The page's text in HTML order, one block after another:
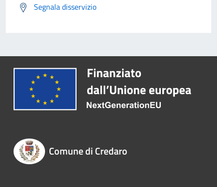
Segnala disservizio
Comune di Credaro